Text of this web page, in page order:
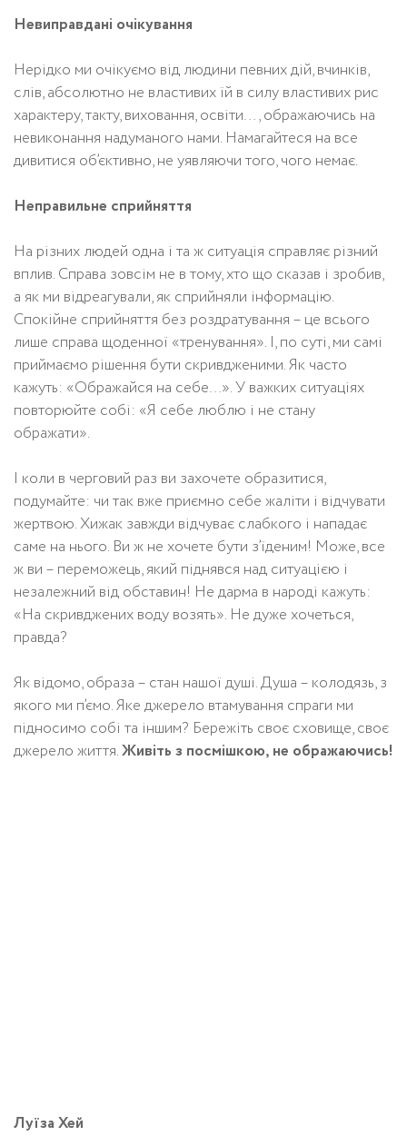
Невиправдані очікування
Нерідко ми очікуємо від людини певних дій, вчинків,
слів, абсолютно не властивих їй в силу властивих рис
характеру, такту, виховання, освіти…, ображаючись на
невиконання надуманого нами. Намагайтеся на все
дивитися об’єктивно, не уявляючи того, чого немає.
Неправильне сприйняття
На різних людей одна і та ж ситуація справляє різний
вплив. Справа зовсім не в тому, хто що сказав і зробив,
а як ми відреагували, як сприйняли інформацію.
Спокійне сприйняття без роздратування – це всього
лише справа щоденної «тренування». І, по суті, ми самі
приймаємо рішення бути скривдженими. Як часто
кажуть: «Ображайся на себе…». У важких ситуаціях
повторюйте собі: «Я себе люблю і не стану
ображати».
І коли в черговий раз ви захочете образитися,
подумайте: чи так вже приємно себе жаліти і відчувати
жертвою. Хижак завжди відчуває слабкого і нападає
саме на нього. Ви ж не хочете бути з’їденим! Може, все
ж ви – переможець, який піднявся над ситуацією і
незалежний від обставин! Не дарма в народі кажуть:
«На скривджених воду возять». Не дуже хочеться,
правда?
Як відомо, образа – стан нашої душі. Душа – колодязь, з
якого ми п’ємо. Яке джерело втамування спраги ми
підносимо собі та іншим? Бережіть своє сховище, своє
джерело життя.Живіть з посмішкою, не ображаючись!
Луїза Хей